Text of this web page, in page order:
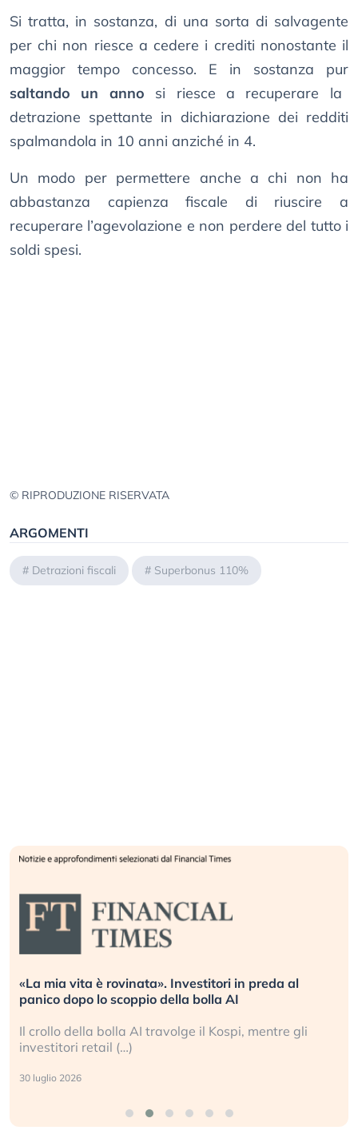
Si tratta, in sostanza, di una sorta di salvagente
per chi non riesce a cedere i crediti nonostante il
maggior tempo concesso. E in sostanza pur
saltando un anno si riesce a recuperare la
detrazione spettante in dichiarazione dei redditi
spalmandola in 10 anni anziché in 4.
Un modo per permettere anche a chi non ha
abbastanza capienza fiscale di riuscire a
recuperare l’agevolazione e non perdere del tutto i
soldi spesi.
© RIPRODUZIONE RISERVATA
ARGOMENTI
# Detrazioni fiscali # Superbonus 110%
«La mia vita è rovinata». Investitori in preda al
panico dopo lo scoppio della bolla AI
Il crollo della bolla AI travolge il Kospi, mentre gli
investitori retail (…)
30 luglio 2026